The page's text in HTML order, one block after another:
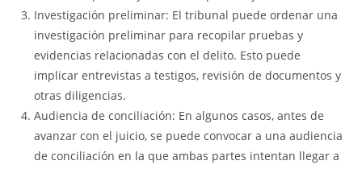
Investigación preliminar: El tribunal puede ordenar una
investigación preliminar para recopilar pruebas y
evidencias relacionadas con el delito. Esto puede
implicar entrevistas a testigos, revisión de documentos y
otras diligencias.
Audiencia de conciliación: En algunos casos, antes de
avanzar con el juicio, se puede convocar a una audiencia
de conciliación en la que ambas partes intentan llegar a